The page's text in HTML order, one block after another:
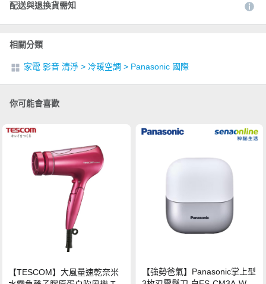
配送與退換貨需知
相關分類
家電 影音 清淨 > 冷暖空調 > Panasonic 國際
你可能會喜歡
【TESCOM】大風量速乾奈米
【強勢爸氣】Panasonic掌上型